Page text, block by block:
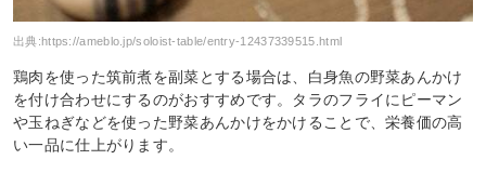
出典:https://ameblo.jp/soloist-table/entry-12437339515.html
鶏肉を使った筑前煮を副菜とする場合は、白身魚の野菜あんかけ
を付け合わせにするのがおすすめです。タラのフライにピーマン
や玉ねぎなどを使った野菜あんかけをかけることで、栄養価の高
い一品に仕上がります。